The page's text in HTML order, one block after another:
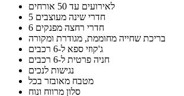
לאירועים עד 50 אורחים
5 חדרי שינה מעוצבים
6 חדרי רחצה מפנקים
בריכת שחייה מחוממת, מגודרת ומקורה
ג'קוזי ספא ל-6 רכבים
חניה פרטית ל-6 רכבים
נגישות לנכים
מטבח מאובזר בכל
סלון מרווח ונוח